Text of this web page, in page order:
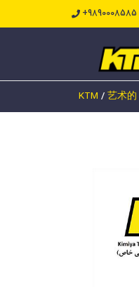
+9890008585
KTM / 艺术的